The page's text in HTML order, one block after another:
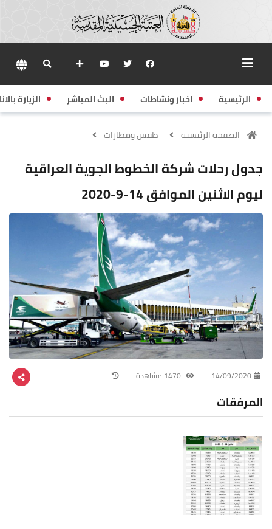
الرئيسية اخبار ونشاطات البث المباشر الزيارة
الصفحة الرئيسية طقس ومطارات
جدول رحلات شركة الخطوط الجوية العراقية
ليوم الاثنين الموافق 14-9-2020
14/09/2020
المرفقات